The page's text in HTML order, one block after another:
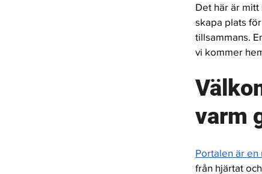
Det här är
skapa plats
tillsammans.
vi kommer
varm
Portalen är
från hjärtat